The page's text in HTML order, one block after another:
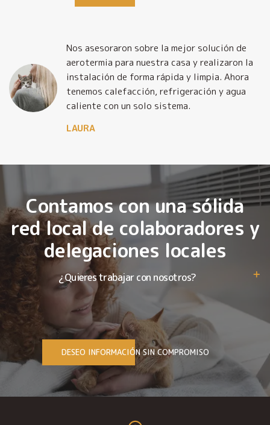
Nos asesoraron sobre la mejor solución de
aerotermia para nuestra casa y realizaron la
instalación de forma rápida y limpia. Ahora
tenemos calefacción, refrigeración y agua
caliente con un solo sistema.
LAURA
Contamos con una sólida
red local de colaboradores y
delegaciones locales
¿Quieres trabajar con nosotros?
DESEO INFORMACIÓN SIN COMPROMISO